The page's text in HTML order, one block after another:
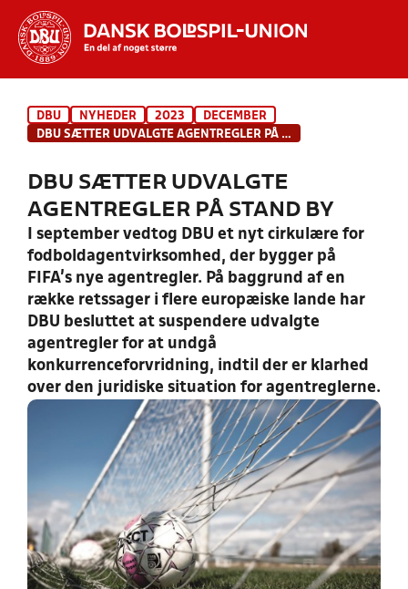
INDHOLD OG NYHEDER
HOLD
DBU NYHEDER 2023
DECEMBER
DBU SÆTTER UDVALGTE AGENTREGLER PÅ STAND BY
DBU SÆTTER UDVALGTE
AGENTREGLER PÅ STAND BY
I september vedtog DBU et nyt cirkulære for
fodboldagentvirksomhed, der bygger på
FIFA's nye agentregler. På baggrund af en
række retssager i flere europæiske lande har
DBU besluttet at suspendere udvalgte
agentregler for at undgå
konkurrenceforvridning, indtil der er klarhed
over den juridiske situation for agentreglerne.